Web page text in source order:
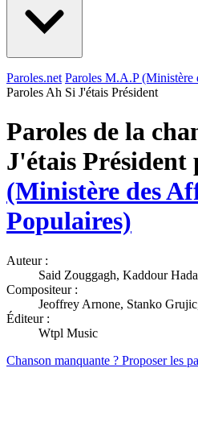
Paroles.net Paroles M.A.P (Ministère
Paroles Ah Si J'étais Président
Paroles de la
J'étais Président
(Ministère des
Populaires)
Auteur :
Said Zouggagh, Kaddour
Compositeur :
Jeoffrey Arnone, Stanko
Éditeur :
Wtpl Music
Chanson manquante ? Proposer les